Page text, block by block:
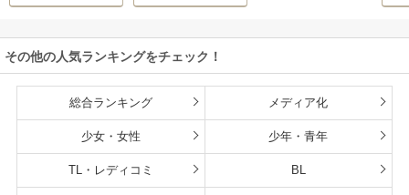
その他の人気ランキングをチェック！
総合ランキング メディア化
少女・女性 少年・青年
TL・レディコミ BL